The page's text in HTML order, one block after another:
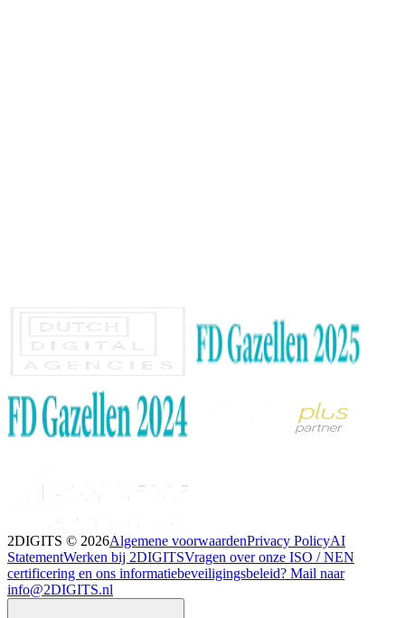
2DIGITS © 2026Algemene voorwaardenPrivacy PolicyAI
StatementWerken bij 2DIGITSVragen over onze ISO / NEN
certificering en ons informatiebeveiligingsbeleid? Mail naar
info@2DIGITS.nl